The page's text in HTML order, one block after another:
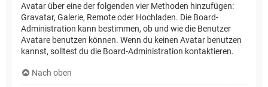
Avatar über eine der folgenden vier Methoden hinzufügen:
Gravatar, Galerie, Remote oder Hochladen. Die Board-
Administration kann bestimmen, ob und wie die Benutzer
Avatare benutzen können. Wenn du keinen Avatar benutzen
kannst, solltest du die Board-Administration kontaktieren.
Nach oben